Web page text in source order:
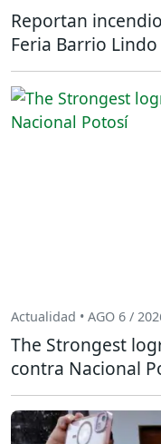
Reportan
Feria Barrio Lindo
Actualidad • AGO 6 /
The Strongest
contra Nacional